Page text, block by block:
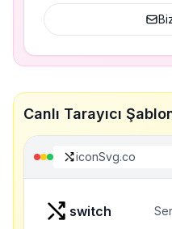
Canlı Tarayıcı
iconSvg.co
switch